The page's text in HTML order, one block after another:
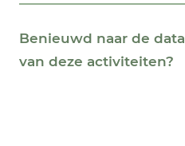
Benieuwd naar de data
van deze activiteiten?